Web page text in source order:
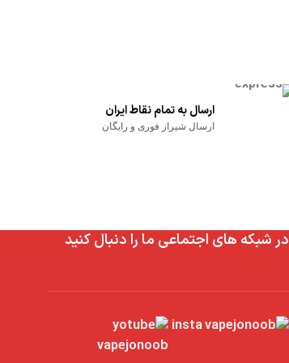
ارسال به تمام نقاط ایران
ارسال شیراز فوری و رایگان
در شبکه های اجتماعی ما را دنبال کنید